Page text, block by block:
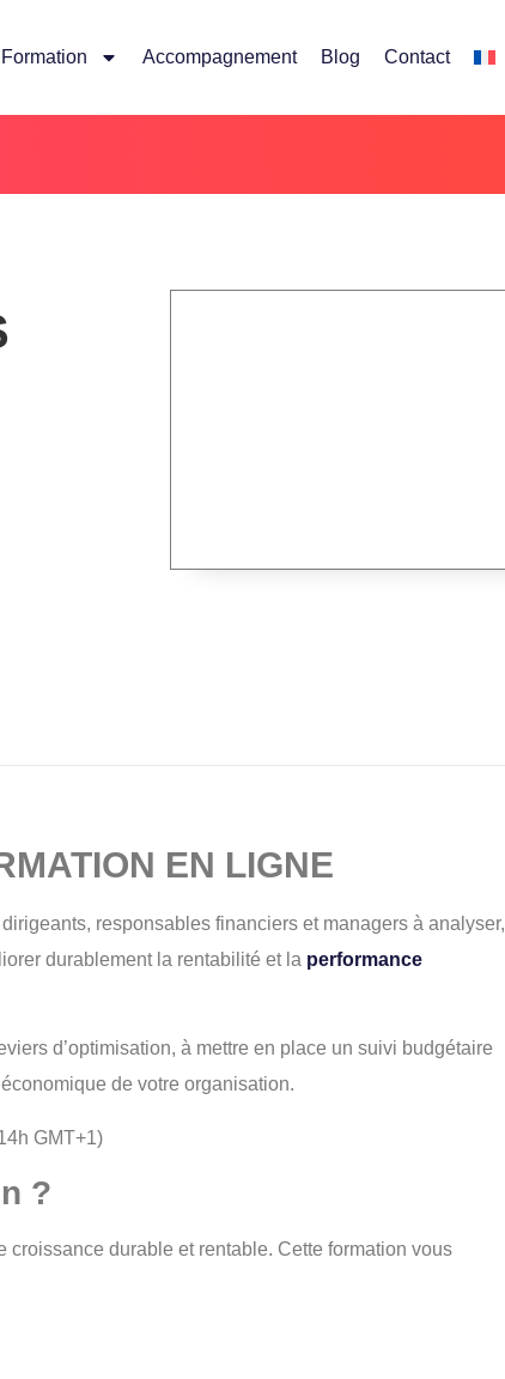
Formation Accompagnement Blog Contact
EN LIGNE
responsables financiers et managers à analyser,
durablement la rentabilité et la performance
d’optimisation, à mettre en place un suivi budgétaire
de votre organisation.
GMT+1)
?
croissance durable et rentable. Cette formation vous